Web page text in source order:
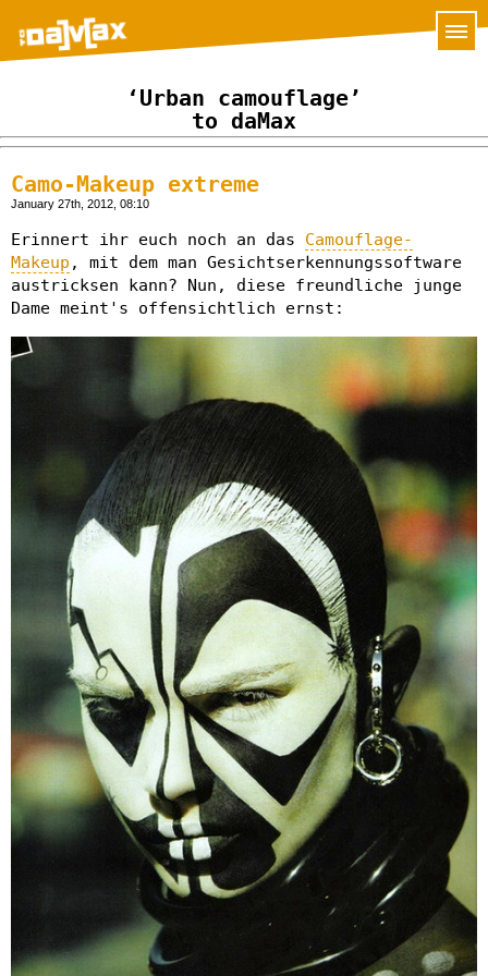
‘Urban camouflage’
to daMax
Camo-Makeup extreme
January 27th, 2012, 08:10
Erinnert ihr euch noch an das Camouflage-
Makeup , mit dem man Gesichtserkennungssoftware
austricksen kann? Nun, diese freundliche junge
Dame meint's offensichtlich ernst: